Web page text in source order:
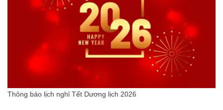
Thông báo lịch nghỉ Tết Dương lịch 2026